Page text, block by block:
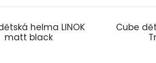
helma LINOK
matt black
Cube